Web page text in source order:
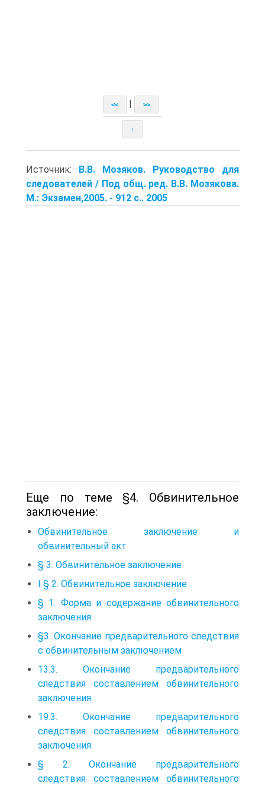
<< >>
↑
Источник: В.В. Мозяков. Руководство для
следователей / Под общ. ред. В.В. Мозякова.
М.: Экзамен,2005. - 912 с.. 2005
Еще по теме §4. Обвинительное
заключение:
Обвинительное заключение и
обвинительный акт
§ 3. Обвинительное заключение
I § 2. Обвинительное заключение
§ 1. Форма и содержание обвинительного
заключения
§3. Окончание предварительного следствия
с обвинительным заключением
13.3. Окончание предварительного
следствия составлением обвинительного
заключения
19.3. Окончание предварительного
следствия составлением обвинительного
заключения
§ 2. Окончание предварительного
следствия составлением обвинительного